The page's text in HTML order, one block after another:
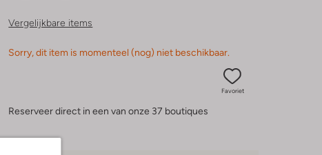
Vergelijkbare items
Sorry, dit item is momenteel (nog) niet beschikbaar.
Favoriet
Reserveer direct in een van onze 37 boutiques